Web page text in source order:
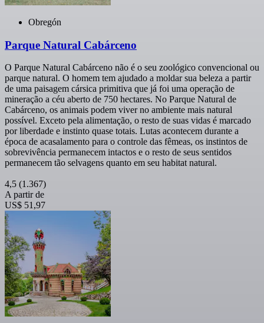
Obregón
Parque Natural Cabárceno
O Parque Natural Cabárceno não é o seu zoológico convencional ou
parque natural. O homem tem ajudado a moldar sua beleza a partir
de uma paisagem cársica primitiva que já foi uma operação de
mineração a céu aberto de 750 hectares. No Parque Natural de
Cabárceno, os animais podem viver no ambiente mais natural
possível. Exceto pela alimentação, o resto de suas vidas é marcado
por liberdade e instinto quase totais. Lutas acontecem durante a
época de acasalamento para o controle das fêmeas, os instintos de
sobrevivência permanecem intactos e o resto de seus sentidos
permanecem tão selvagens quanto em seu habitat natural.
4,5 (1.367)
A partir de
US$ 51,97